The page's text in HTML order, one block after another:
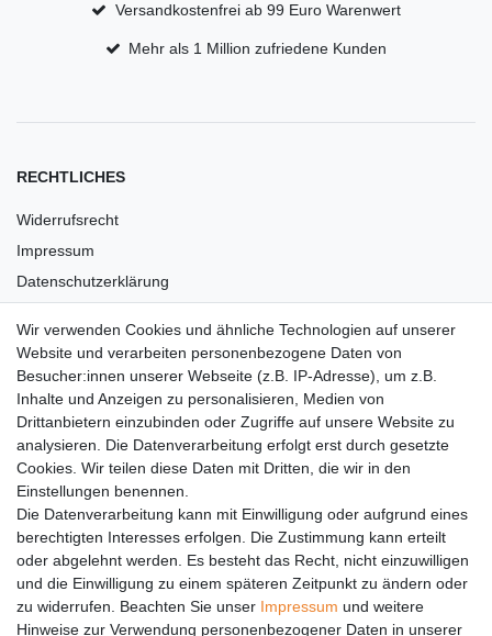
Versandkostenfrei ab 99 Euro Warenwert
Mehr als 1 Million zufriedene Kunden
RECHTLICHES
Widerrufsrecht
Impressum
Datenschutzerklärung
Versandkosten
Barrierefreiheit
Anleitungen
Vertrag widerrufen
PARTNER
DHL
GLS
PaketPLUS
Wir verwenden Cookies und ähnliche Technologien auf unserer
Website und verarbeiten personenbezogene Daten von
Besucher:innen unserer Webseite (z.B. IP-Adresse), um z.B.
Inhalte und Anzeigen zu personalisieren, Medien von
Drittanbietern einzubinden oder Zugriffe auf unsere Website zu
analysieren. Die Datenverarbeitung erfolgt erst durch gesetzte
Cookies. Wir teilen diese Daten mit Dritten, die wir in den
Einstellungen benennen.
Die Datenverarbeitung kann mit Einwilligung oder aufgrund eines
berechtigten Interesses erfolgen. Die Zustimmung kann erteilt
oder abgelehnt werden. Es besteht das Recht, nicht einzuwilligen
und die Einwilligung zu einem späteren Zeitpunkt zu ändern oder
zu widerrufen. Beachten Sie unser Impressum und weitere
Hinweise zur Verwendung personenbezogener Daten in unserer